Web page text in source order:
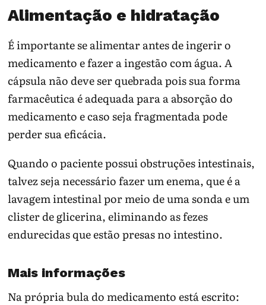
Alimentação e hidratação
É importante se alimentar antes de ingerir o
medicamento e fazer a ingestão com água. A
cápsula não deve ser quebrada pois sua forma
farmacêutica é adequada para a absorção do
medicamento e caso seja fragmentada pode
perder sua eficácia.
Quando o paciente possui obstruções intestinais,
talvez seja necessário fazer um enema, que é a
lavagem intestinal por meio de uma sonda e um
clister de glicerina, eliminando as fezes
endurecidas que estão presas no intestino.
Mais informações
Na própria bula do medicamento está escrito: